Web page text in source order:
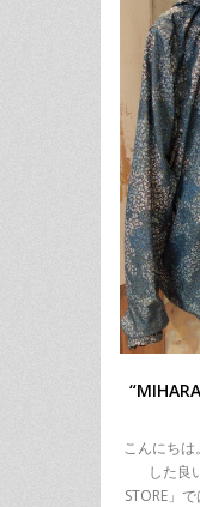
こんにちは
した良
STORE」